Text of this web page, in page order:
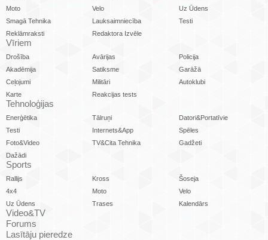
Moto
Velo
Uz Ūdens
Smagā Tehnika
Lauksaimniecība
Testi
Reklāmraksti
Redaktora Izvēle
Vīriem
Drošība Avārijas
Policija
Akadēmija
Satiksme
Garāžā
Ceļojumi
Militāri
Autoklubi
Karte
Reakcijas tests
Tehnoloģijas
Enerģētika Tālruņi
Datori&Portatīvie
Testi
Internets&App
Spēles
Foto&Video
TV&Cita Tehnika
Gadžeti
Dažādi
Sports
Rallijs Kross
Šoseja
4x4
Moto
Velo
Uz Ūdens
Trases Kalendārs
Video&TV
Forums
Lasītāju pieredze